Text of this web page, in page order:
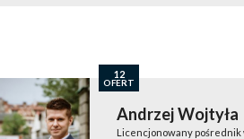
Andrzej Wojtyła
Licencjonowany
12
OFERT